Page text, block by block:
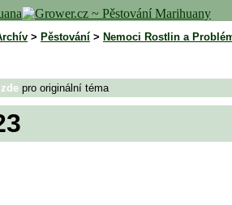
> Pěstování > Nemoci Rostlin a
zde pro originální téma